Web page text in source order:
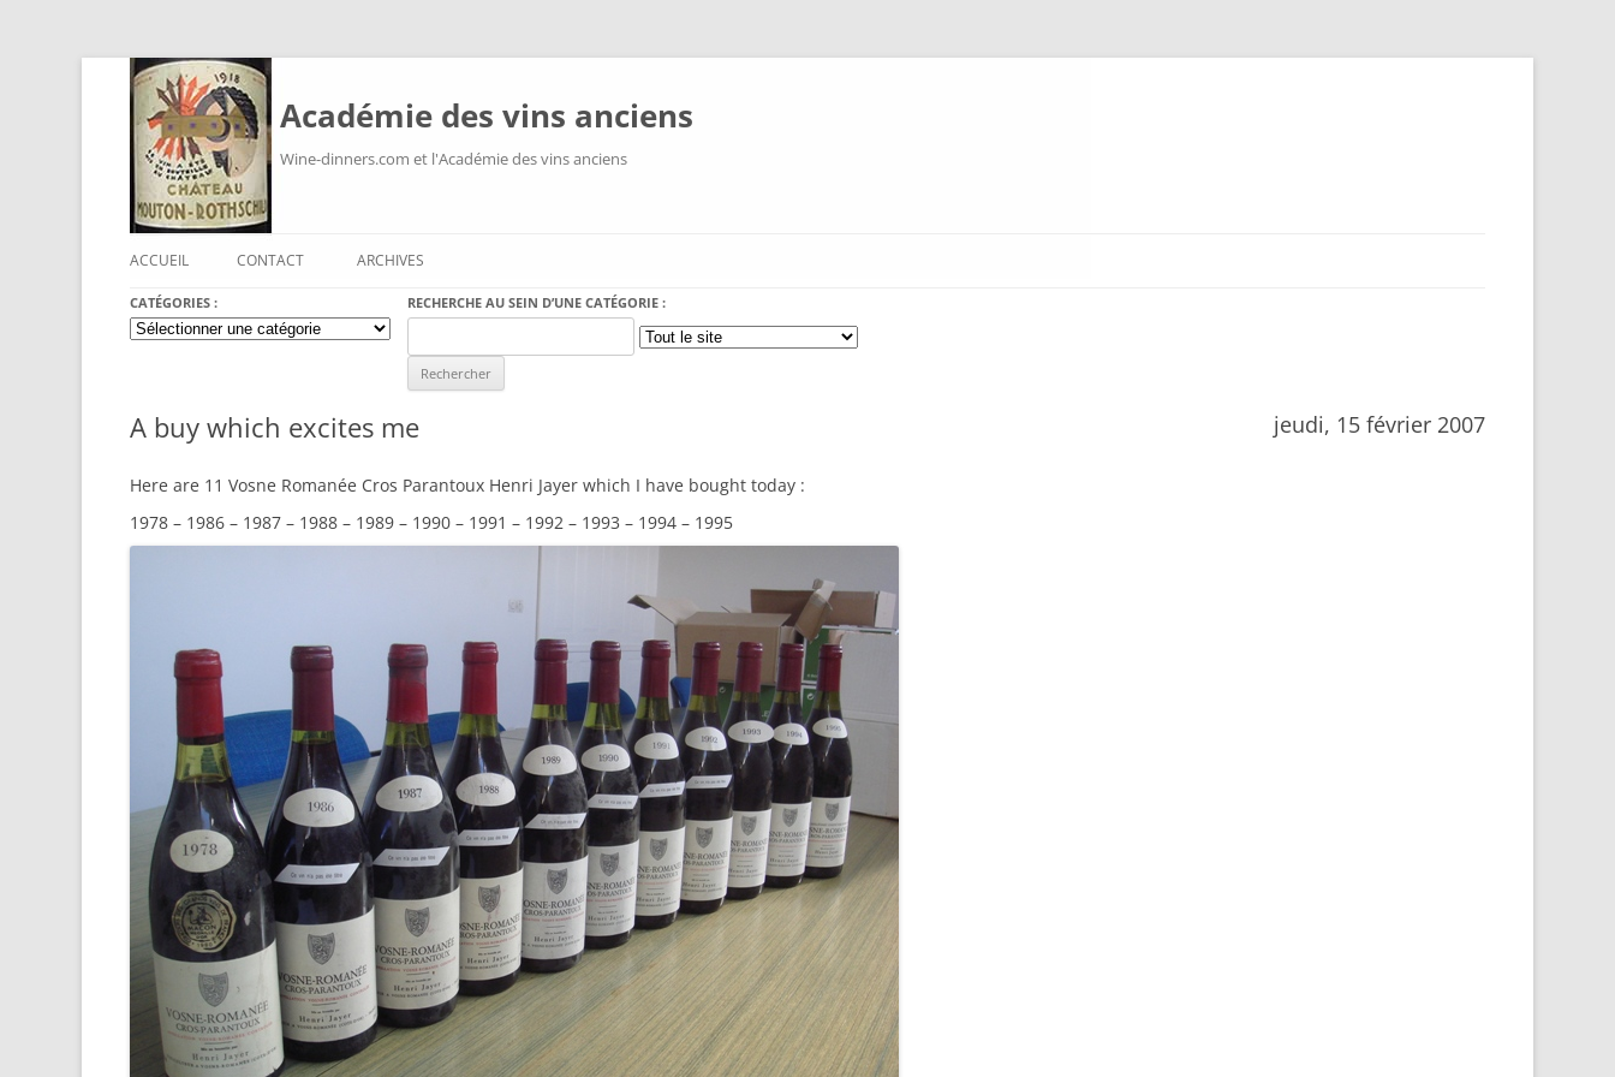
Académie des vins anciens
Wine-dinners.com et l'Académie des vins anciens
ACCUEIL CONTACT ARCHIVES
CATÉGORIES :
Catégories
:
RECHERCHE AU SEIN D’UNE CATÉGORIE :
for:
A buy which excites me jeudi, 15 février 2007
Here are 11 Vosne Romanée Cros Parantoux Henri Jayer which I have bought today :
1978 – 1986 – 1987 – 1988 – 1989 – 1990 – 1991 – 1992 – 1993 – 1994 – 1995